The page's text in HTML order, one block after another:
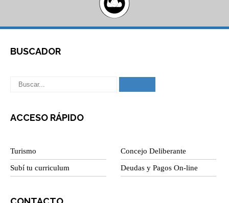
BUSCADOR
ACCESO RÁPIDO
Turismo Concejo Deliberante
Subí tu curriculum Deudas y Pagos On-line